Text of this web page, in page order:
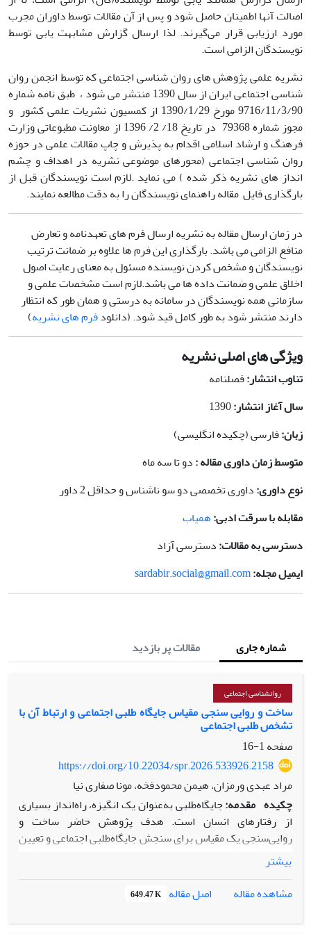
اصالت آنها اطمینان حاصل شود و پس از آن مقالات توسط داوران مجرب
مورد ارزیابی قرار می‌گیرند. لذا ارسال گزارش مشابهت یابی توسط
نویسندگان الزامی است.
نشریه علمی پژوهش های روان شناسی اجتماعی که توسط انجمن روان
شناسی اجتماعی ایران از سال 1390 منتشر می شود ، طبق نامه شماره
9716/11/3/90 مورخ 1390/1/29 از کمسیون نشریات علمی کشور و
مجوز شماره 79368 در تاریخ 18/ 2/ 1396 از معاونت مطبوعاتی وزارت
فرهنگ و ارشاد اسلامی اقدام به پذیرش و چاپ مقالات علمی در حوزه
روان شناسی اجتماعی (محورهای موضوعی نشریه در اهداف و چشم
انداز های نشریه ذکر شده ) می نماید .لازم است نویسندگان قبل از
بارگذاری فایل مقاله راهنمای نویسندگان را به دقت مطالعه نمایند.
در زمان ارسال مقاله به نشریه ارسال فرم های تعهدنامه و تعارض
منافع الزامی می باشد. بارگذاری این فرم ها علاوه بر ضمانت ترتیب
نویسندگان و مشخص کردن نویسنده مسئول به معنای رعایت اصول
اخلاق علمی و ضمانت داده ها می باشد.لازم است مشخصات علمی و
سازمانی همه نویسندگان در سامانه به درستی و همان طور که انتظار
دارند منتشر شود به طور کامل قید شود. (دانلودفرم های نشریه)
ویژگی های اصلی نشریه
تناوب انتشار:فصلنامه
سال آغاز انتشار:
زبان:فارسی (چکیده انگلیسی)
متوسط زمان داوری مقاله :دو تا سه ماه
نوع داوری:داوری تخصصی دو سو ناشناس و حداقل 2 داور
مقابله با سرقت ادبی:همیاب
دسترسی به مقالات:دسترسی آزاد
ایمیل مجله:sardabir.social@gmail.com
شماره جاری مقالات پر بازدید
روانشناسی اجتماعی
ساخت و روایی سنجی مقیاس جایگاه طلبی اجتماعی و ارتباط آن با
تشخص طلبی اجتماعی
صفحه1-16
https://doi.org/10.22034/spr.2026.533926.2158
مراد عبدی ورمزان، هیمن محمودفخه، مونا صفاری نیا
چکیده مقدمه:جایگاه‌طلبی به‌عنوان یک انگیزه، راه‌انداز بسیاری
از رفتارهای انسان است. هدف پژوهش حاضر ساخت و
روایی‌سنجی یک مقیاس برای سنجش جایگاه‌طلبی اجتماعی و تعیین
ارتباط آن با تشخص‌طلبی اجتماعی بود.
آمیخته و در سه مرحله انجام شد. در مرحله اول جامعه مورد
مطالعه شامل تمام مقالات چاپ شده در حوزه جایگاه­طلبی اجتماعی
مطالعه شامل 95 مقاله بود که به شیوه­ نظام­مند مرور شدند و ۱۳۰
بیشتر
مشاهده مقاله
اصل مقاله 649.47 K